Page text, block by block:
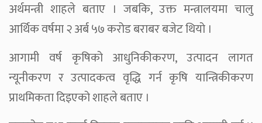
अर्थमन्त्री शाहले बताए । जबकि, उक्त मन्त्रालयमा चालु
आर्थिक वर्षमा २ अर्ब ५७ करोड बराबर बजेट थियो ।
आगामी वर्ष कृषिको आधुनिकीकरण, उत्पादन लागत
न्यूनीकरण र उत्पादकत्व वृद्धि गर्न कृषि यान्त्रिकीकरण
प्राथमिकता दिइएको शाहले बताए ।